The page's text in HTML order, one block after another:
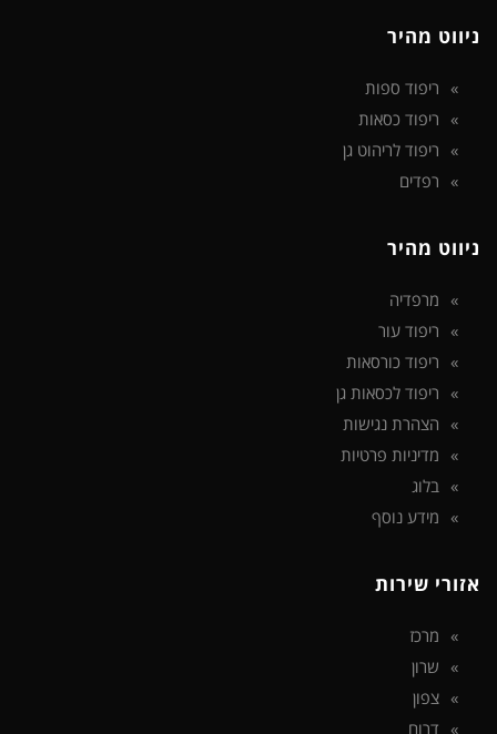
ניווט מהיר
ריפוד ספות
ריפוד כסאות
ריפוד לריהוט גן
רפדים
ניווט מהיר
מרפדיה
ריפוד עור
ריפוד כורסאות
ריפוד לכסאות גן
הצהרת נגישות
מדיניות פרטיות
בלוג
מידע נוסף
אזורי שירות
מרכז
שרון
צפון
דרום